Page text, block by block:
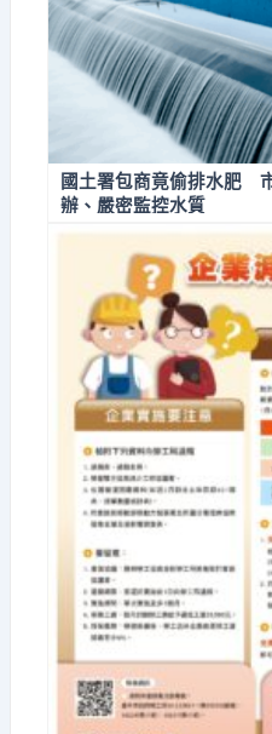
國土署包商竟偷排水肥
辦、嚴密監控水質